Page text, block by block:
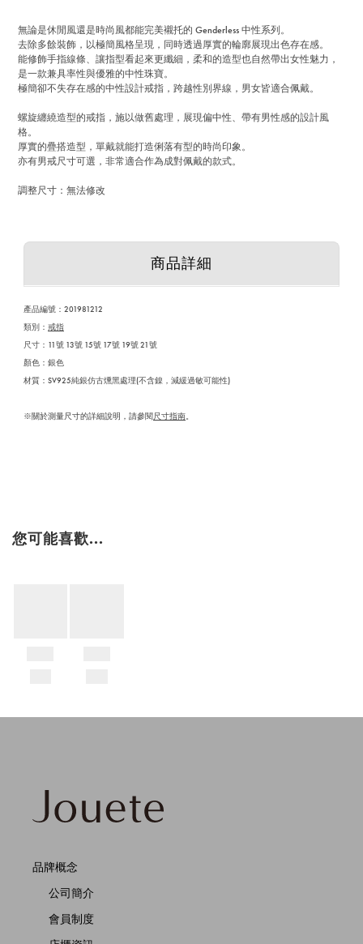
無論是休閒風還是時尚風都能完美襯托的 Genderless 中性系列。
去除多餘裝飾，以極簡風格呈現，同時透過厚實的輪廓展現出色存在感。
能修飾手指線條、讓指型看起來更纖細，柔和的造型也自然帶出女性魅力，
是一款兼具率性與優雅的中性珠寶。
極簡卻不失存在感的中性設計戒指，跨越性別界線，男女皆適合佩戴。
螺旋纏繞造型的戒指，施以做舊處理，展現偏中性、帶有男性感的設計風
格。
厚實的疊搭造型，單戴就能打造俐落有型的時尚印象。
亦有男戒尺寸可選，非常適合作為成對佩戴的款式。
調整尺寸：無法修改
商品詳細
產品編號： 201981212
類別： 戒指
尺寸：11號 13號 15號 17號 19號 21號
顏色：銀色
材質：SV925純銀仿古燻黑處理(不含鎳，減緩過敏可能性)
※關於測量尺寸的詳細說明，請參閱尺寸指南。
您可能喜歡...
品牌概念
公司簡介
會員制度